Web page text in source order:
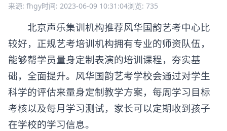
来源: fhgy时间: 2023-06-09 10:31:04浏览: 735
北京声乐集训机构推荐风华国韵艺考中心比
较好，正规艺考培训机构拥有专业的师资队伍，
能够帮学员量身定制表演的培训课程，夯实基
础，全面提升。风华国韵艺考学校会通过对学生
科学的评估来量身定制教学方案，每周学习目标
考核以及每月学习测试，家长可以定期收到孩子
在学校的学习信息。